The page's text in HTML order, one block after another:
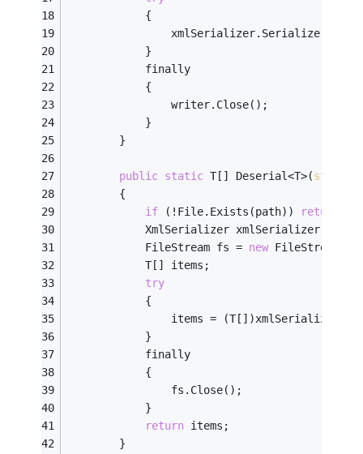
            {
            }
            finally
            {
                writer.Close();
            }
        }
public static T[] Deserial<T>(string
        {
if (!File.Exists(path)) return
            XmlSerializer xmlSerializer =
            FileStream fs =
new
            T[] items;
try
            {
items =
            }
            finally
            {
                fs.Close();
            }
return items;
        }